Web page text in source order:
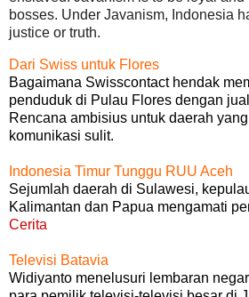
bosses. Under Javanism, Indonesia
justice or truth.
Dari Swiss untuk Flores
Bagaimana Swisscontact hendak
penduduk di Pulau Flores dengan
Rencana ambisius untuk daerah
komunikasi sulit.
Indonesia Timur Tunggu RUU Aceh
Sejumlah daerah di Sulawesi,
Kalimantan dan Papua mengamati
Cerita
Televisi Batavia
Widiyanto menelusuri lembaran